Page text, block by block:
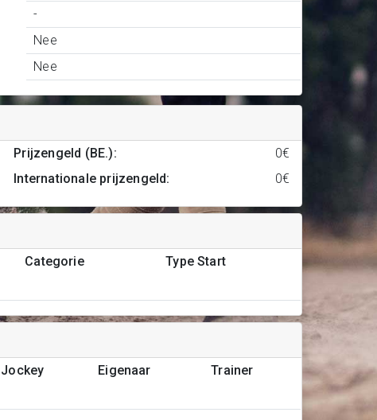
-
Nee
Nee
Prijzengeld (BE.):
0€
Internationale prijzengeld: 0€
Categorie
Type Start
Jockey Eigenaar
Trainer